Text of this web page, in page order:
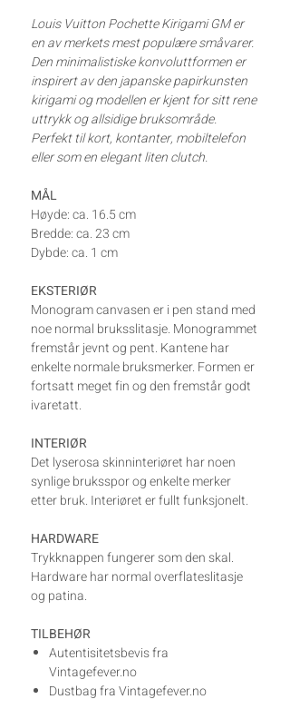
Louis Vuitton Pochette Kirigami GM er
en av merkets mest populære småvarer.
Den minimalistiske konvoluttformen er
inspirert av den japanske papirkunsten
kirigami og modellen er kjent for sitt rene
uttrykk og allsidige bruksområde.
Perfekt til kort, kontanter, mobiltelefon
eller som en elegant liten clutch.
MÅL
Høyde: ca. 16.5 cm
Bredde: ca. 23 cm
Dybde: ca. 1 cm
EKSTERIØR
Monogram canvasen er i pen stand med
noe normal bruksslitasje. Monogrammet
fremstår jevnt og pent. Kantene har
enkelte normale bruksmerker. Formen er
fortsatt meget fin og den fremstår godt
ivaretatt.
INTERIØR
Det lyserosa skinninteriøret har noen
synlige bruksspor og enkelte merker
etter bruk. Interiøret er fullt funksjonelt.
HARDWARE
Trykknappen fungerer som den skal.
Hardware har normal overflateslitasje
og patina.
TILBEHØR
Autentisitetsbevis fra
Vintagefever.no
Dustbag fra Vintagefever.no